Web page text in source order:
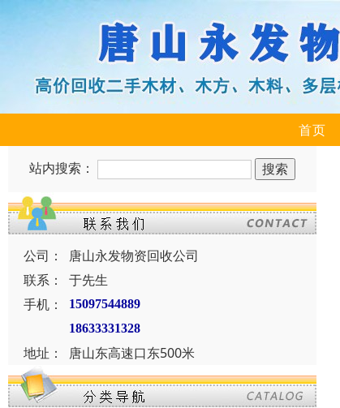
首页
站内搜索：
公司：
唐山永发物资回收公司
联系：
于先生
手机：
15097544889
18633331328
地址： 唐山东高速口东500米